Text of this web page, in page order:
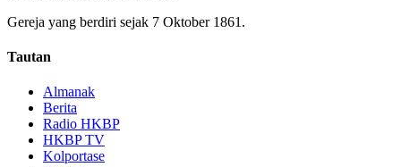
Gereja yang berdiri sejak 7 Oktober 1861.
Tautan
Almanak
Berita
Radio HKBP
HKBP TV
Kolportase